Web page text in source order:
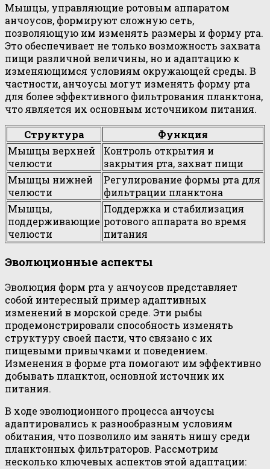
Мышцы, управляющие ротовым аппаратом
анчоусов, формируют сложную сеть,
позволяющую им изменять размеры и форму рта.
Это обеспечивает не только возможность захвата
пищи различной величины, но и адаптацию к
изменяющимся условиям окружающей среды. В
частности, анчоусы могут изменять форму рта
для более эффективного фильтрования планктона,
что является их основным источником питания.
Структура
Функция
Мышцы верхней
челюсти
Контроль открытия и
закрытия рта, захват пищи
Мышцы нижней
челюсти
Регулирование формы рта для
фильтрации планктона
Мышцы,
поддерживающие
челюсти
Поддержка и стабилизация
ротового аппарата во время
питания
Эволюционные аспекты
Эволюция форм рта у анчоусов представляет
собой интересный пример адаптивных
изменений в морской среде. Эти рыбы
продемонстрировали способность изменять
структуру своей пасти, что связано с их
пищевыми привычками и поведением.
Изменения в форме рта помогают им эффективно
добывать планктон, основной источник их
питания.
В ходе эволюционного процесса анчоусы
адаптировались к разнообразным условиям
обитания, что позволило им занять нишу среди
планктонных фильтраторов. Рассмотрим
несколько ключевых аспектов этой адаптации: